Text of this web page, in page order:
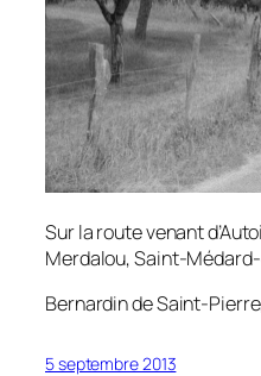
Sur la route venant
Merdalou, Saint-
Bernardin de Saint-
5 septembre 2013